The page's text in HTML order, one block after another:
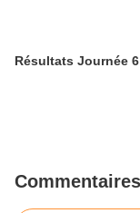
Résultats Journée
Commentaires